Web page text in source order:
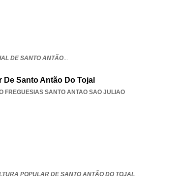
DE SANTO ANTÃO...
Santo Antão Do Tojal
FREGUESIAS SANTO ANTAO SAO JULIAO
POPULAR DE SANTO ANTÃO DO TOJAL...